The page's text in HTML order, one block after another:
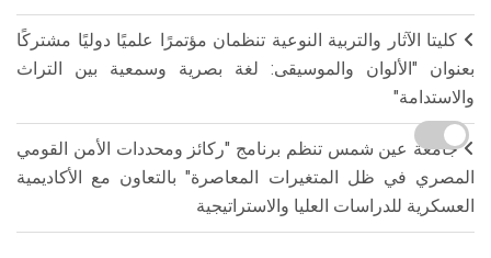
كليتا الآثار والتربية النوعية تنظمان مؤتمرًا علميًا دوليًا مشتركًا
بعنوان "الألوان والموسيقى: لغة بصرية وسمعية بين التراث
والاستدامة"
جامعة عين شمس تنظم برنامج "ركائز ومحددات الأمن القومي
المصري في ظل المتغيرات المعاصرة" بالتعاون مع الأكاديمية
العسكرية للدراسات العليا والاستراتيجية